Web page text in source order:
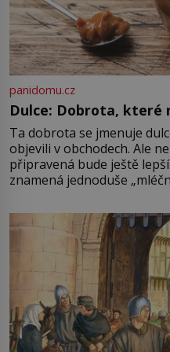
panidomu.cz
Dulce: Dobrota, které
Ta dobrota se jmenuje
objevili v obchodech. Ale
připravená bude ještě
znamená jednoduše
pře hned několik
Francie, kde se traduje,